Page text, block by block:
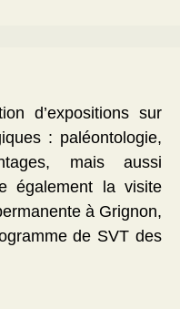
d’expositions sur
: paléontologie,
mais aussi
également la visite
à Grignon,
de SVT des